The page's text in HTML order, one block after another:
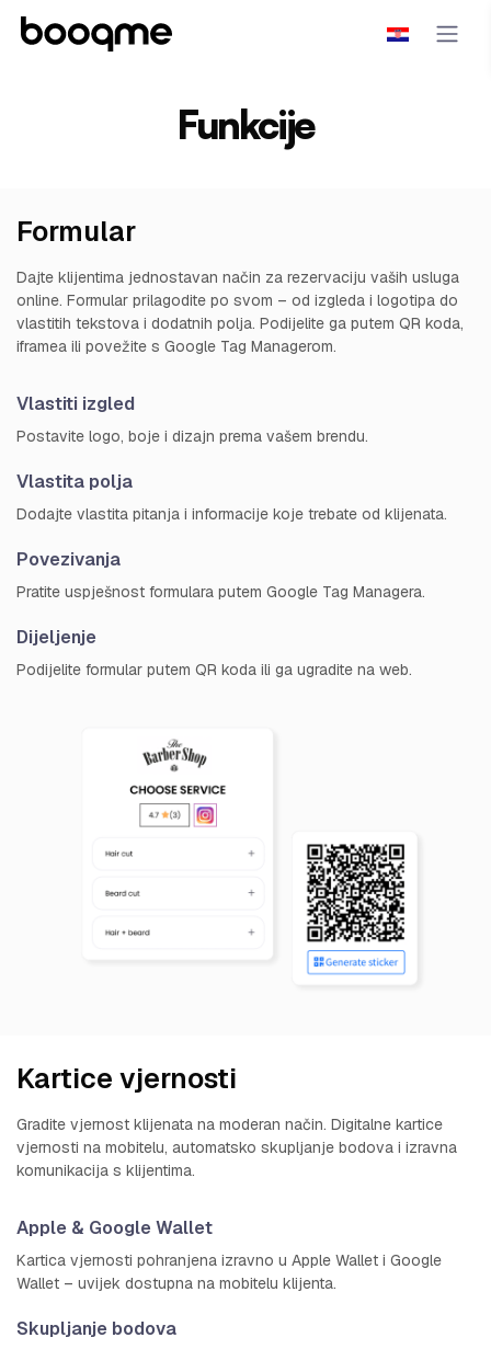
Funkcije
Formular
Dajte klijentima jednostavan način za rezervaciju vaših usluga
online. Formular prilagodite po svom – od izgleda i logotipa do
vlastitih tekstova i dodatnih polja. Podijelite ga putem QR koda,
iframea ili povežite s Google Tag Managerom.
Vlastiti izgled
Postavite logo, boje i dizajn prema vašem brendu.
Vlastita polja
Dodajte vlastita pitanja i informacije koje trebate od klijenata.
Povezivanja
Pratite uspješnost formulara putem Google Tag Managera.
Dijeljenje
Podijelite formular putem QR koda ili ga ugradite na web.
Kartice vjernosti
Gradite vjernost klijenata na moderan način. Digitalne kartice
vjernosti na mobitelu, automatsko skupljanje bodova i izravna
komunikacija s klijentima.
Apple & Google Wallet
Kartica vjernosti pohranjena izravno u Apple Wallet i Google
Wallet – uvijek dostupna na mobitelu klijenta.
Skupljanje bodova